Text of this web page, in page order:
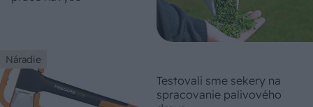
Náradie
Testovali sme sekery na
spracovanie palivového